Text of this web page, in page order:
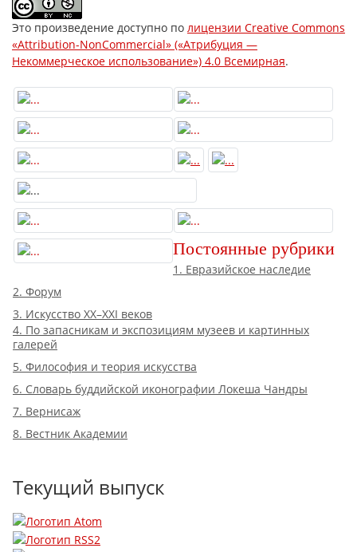
Это произведение доступно по лицензии Creative Commons
«Attribution-NonCommercial» («Атрибуция —
Некоммерческое использование») 4.0 Всемирная.
Постоянные рубрики
1. Евразийское наследие
2. Форум
3. Искусство XX–XXI веков
4. По запасникам и экспозициям музеев и картинных
галерей
5. Философия и теория искусства
6. Словарь буддийской иконографии Локеша Чандры
7. Вернисаж
8. Вестник Академии
Текущий выпуск